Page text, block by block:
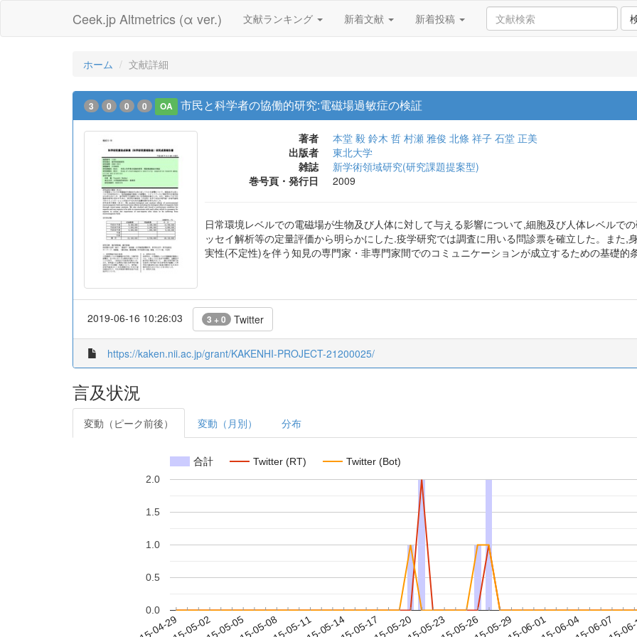
Ceek.jp Altmetrics (α ver.) 文献ランキング 新着文献 新着投稿
ホーム 文献詳細
3 0 0 0 OA 市民と科学者の協働的研究:電磁場過敏症の検証
著者 本堂 毅 鈴木 哲 村瀬 雅俊 北條 祥子 石堂 正美
出版者
東北大学
雑誌
新学術領域研究(研究課題提案型)
巻号頁・発行日
2009
日常環境レベルでの電磁場が生物及び人体に対して与える影響について,細胞及び人体レベルで
ッセイ解析等の定量評価から明らかにした.疫学研究では調査に用いる問診票を確立した。また
実性(不定性)を伴う知見の専門家・非専門家間でのコミュニケーションが成立するための基礎的
2019-06-16 10:26:03 3 + 0 Twitter
https://kaken.nii.ac.jp/grant/KAKENHI-PROJECT-21200025/
言及状況
変動（ピーク前後） 変動（月別） 分布
合計 Twitter (RT) Twitter (Bot)
0.0
0.5
1.0
1.5
2.0